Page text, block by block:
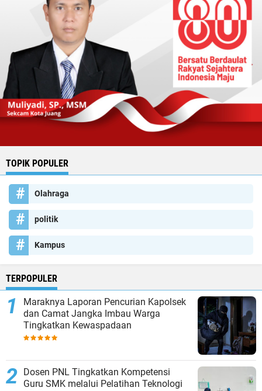
TOPIK POPULER
Olahraga
politik
Kampus
TERPOPULER
Maraknya Laporan Pencurian Kapolsek
dan Camat Jangka Imbau Warga
Tingkatkan Kewaspadaan
Dosen PNL Tingkatkan Kompetensi
Guru SMK melalui Pelatihan Teknologi